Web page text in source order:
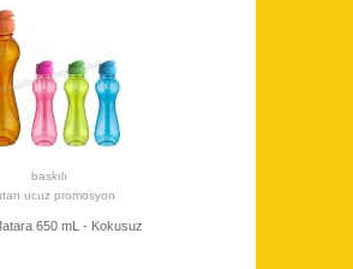
baskılı
ucuz promosyon
650 mL - Kokusuz